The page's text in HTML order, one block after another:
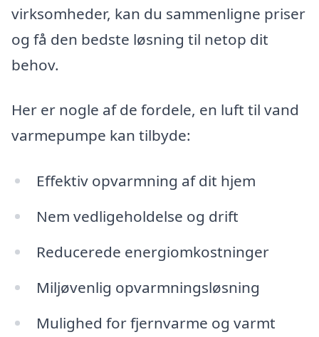
virksomheder, kan du sammenligne priser
og få den bedste løsning til netop dit
behov.
Her er nogle af de fordele, en luft til vand
varmepumpe kan tilbyde:
Effektiv opvarmning af dit hjem
Nem vedligeholdelse og drift
Reducerede energiomkostninger
Miljøvenlig opvarmningsløsning
Mulighed for fjernvarme og varmt